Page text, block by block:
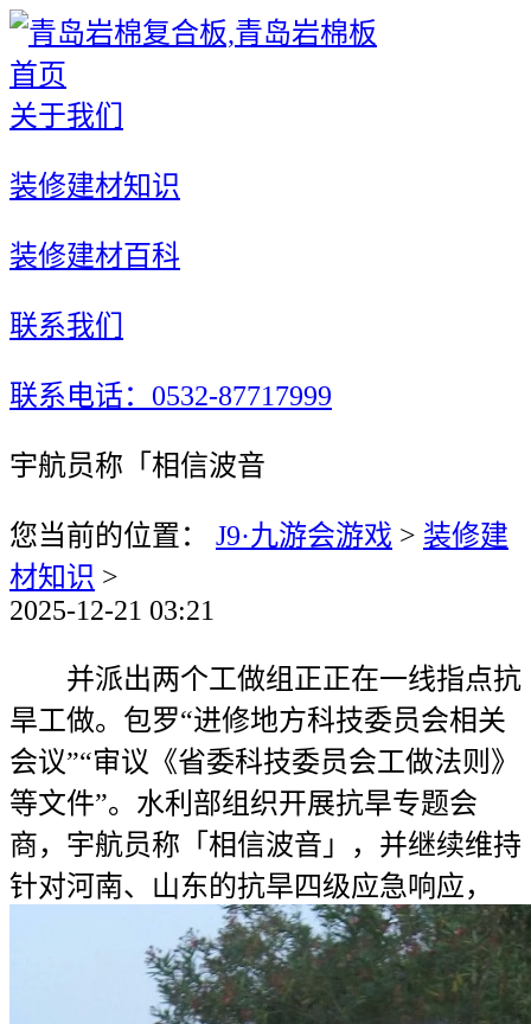
首页
关于我们
装修建材知识
装修建材百科
联系我们
联系电话：0532-87717999
宇航员称「相信波音
您当前的位置： J9·九游会游戏 > 装修建
材知识 >
2025-12-21 03:21
并派出两个工做组正正在一线指点抗
旱工做。包罗“进修地方科技委员会相关
会议”“审议《省委科技委员会工做法则》
等文件”。水利部组织开展抗旱专题会
商，宇航员称「相信波音」，并继续维持
针对河南、山东的抗旱四级应急响应，